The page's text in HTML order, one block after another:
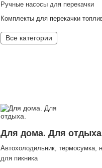
Ручные насосы для перекачки
Комплекты для перекачки
Все категории
Для дома. Для
Автохолодильник, термосумка,
для пикника